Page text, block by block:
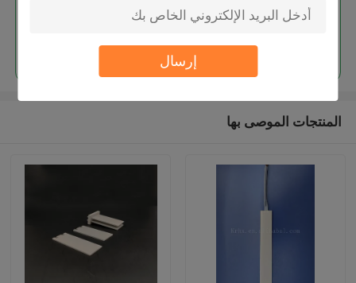
إرسال
استمر
المنتجات الموصى بها